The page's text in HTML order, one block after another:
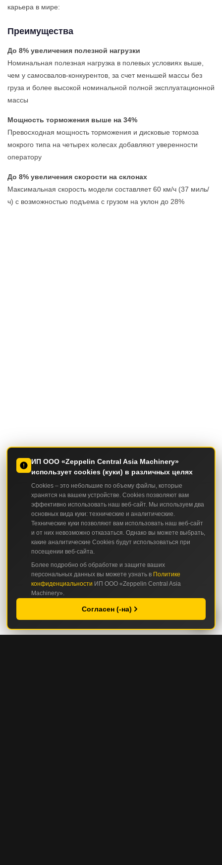
карьера в мире:
Преимущества
До 8% увеличения полезной нагрузки
Номинальная полезная нагрузка в полевых условиях выше,
чем у самосвалов-конкурентов, за счет меньшей массы без
груза и более высокой номинальной полной эксплуатационной
массы
Мощность торможения выше на 34%
Превосходная мощность торможения и дисковые тормоза
мокрого типа на четырех колесах добавляют уверенности
оператору
До 8% увеличения скорости на склонах
Максимальная скорость модели составляет 60 км/ч (37 миль/
ч) с возможностью подъема с грузом на уклон до 28%
ИП ООО «Zeppelin Central Asia Machinery»
использует cookies (куки) в различных целях
Cookies – это небольшие по объему файлы, которые
хранятся на вашем устройстве. Cookies позволяют вам
эффективно использовать наш веб-сайт. Мы используем два
основных вида куки: технические и аналитические.
Технические куки позволяют вам использовать наш веб-сайт
и от них невозможно отказаться. Однако вы можете выбрать,
какие аналитические Cookies будут использоваться при
посещении веб-сайта.
Более подробно об обработке и защите ваших
персональных данных вы можете узнать в Политике
конфиденциальности ИП ООО «Zeppelin Central Asia
Machinery».
Согласен (-на)